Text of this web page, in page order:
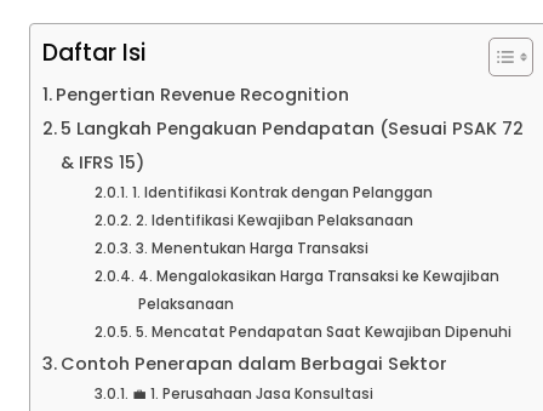
Daftar Isi
Pengertian Revenue Recognition
5 Langkah Pengakuan Pendapatan (Sesuai PSAK 72
& IFRS 15)
1. Identifikasi Kontrak dengan Pelanggan
2. Identifikasi Kewajiban Pelaksanaan
3. Menentukan Harga Transaksi
4. Mengalokasikan Harga Transaksi ke Kewajiban
Pelaksanaan
5. Mencatat Pendapatan Saat Kewajiban Dipenuhi
Contoh Penerapan dalam Berbagai Sektor
💼 1. Perusahaan Jasa Konsultasi